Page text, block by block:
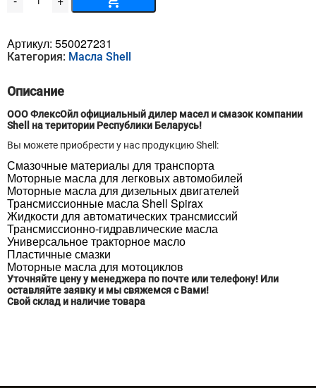
товара
S3
R
68
Артикул: 550027231
Категория: Масла Shell
Описание
ООО ФлексОйл официальный дилер масел и смазок компании
Shell на територии Республики Беларусь!
Вы можете приобрести у нас продукцию Shell:
Смазочные материалы для транспорта
Моторные масла для легковых автомобилей
Моторные масла для дизельных двигателей
Трансмиссионные масла Shell Spirax
Жидкости для автоматических трансмиссий
Трансмиссионно-гидравлические масла
Универсальное тракторное масло
Пластичные смазки
Моторные масла для мотоциклов
Уточняйте цену у менеджера по почте или телефону! Или
оставляйте заявку и мы свяжемся с Вами!
Свой склад и наличие товара